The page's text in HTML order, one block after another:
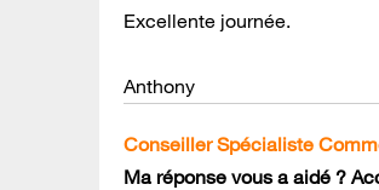
Excellente journée.
Anthony
Conseiller Spécialiste
Ma réponse vous a aidé ?